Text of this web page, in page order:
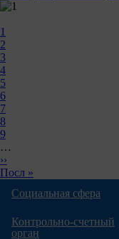
Нумерация
страниц
Текущая
страница
1
Page
2
Page
3
Page
4
Page
5
Page
6
Page
7
Page
8
Page
9
…
Следующая
страница
››
Последняя
Посл »
Социальная сфера
Контрольно-счетный
орган